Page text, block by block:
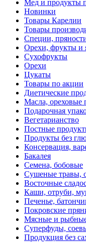
Мед и продукты
Новинки
Товары Карелии
Товары
Специи,
Орехи, фрукты и
Сухофрукты
Орехи
Цукаты
Товары по акции
Диетические
Масла, ореховые
Подарочная
Вегетарианство
Постные
Продукты без
Консервация,
Бакалея
Семена, бобовые
Сушеные травы,
Восточные
Каши, отруби,
Печенье,
Покровские
Мясные и рыбные
Суперфуды,
Продукция без